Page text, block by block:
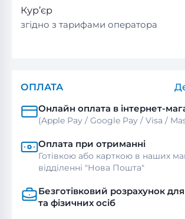
Кур’єр
згідно з тарифами оператора
ОПЛАТА
Онлайн оплата в інтернет-
(Apple Pay / Google Pay / Visa /
Оплата при отриманні
Готівкою або карткою в наших
відділенні "Нова Пошта"
Безготівковий розрахунок
та фізичних осіб